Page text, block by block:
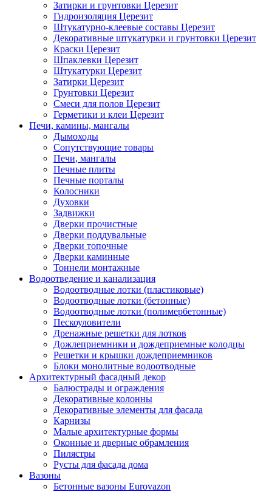
Затирки и грунтовки Церезит
Гидроизоляция Церезит
Штукатурно-клеевые составы Церезит
Декоративные штукатурки и грунтовки Церезит
Краски Церезит
Шпаклевки Церезит
Штукатурки Церезит
Затирки Церезит
Грунтовки Церезит
Смеси для полов Церезит
Герметики и клеи Церезит
Печи, камины, мангалы
Дымоходы
Сопутствующие товары
Печи, мангалы
Печные плиты
Печные порталы
Колосники
Духовки
Задвижки
Дверки прочистные
Дверки поддувальные
Дверки топочные
Дверки каминные
Тоннели монтажные
Водоотведение и канализация
Водоотводные лотки (пластиковые)
Водоотводные лотки (бетонные)
Водоотводные лотки (полимербетонные)
Пескоуловители
Дренажные решетки для лотков
Дожлеприемники и дождеприемные колодцы
Решетки и крышки дождеприемников
Блоки монолитные водоотводные
Архитектурный фасадный декор
Балюстрады и ограждения
Декоративные колонны
Декоративные элементы для фасада
Карнизы
Малые архитектурные формы
Оконные и дверные обрамления
Пилястры
Русты для фасада дома
Вазоны
Бетонные вазоны Eurovazon